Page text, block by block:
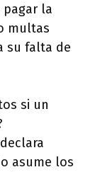
la
multas
su falta de
si un
asume los